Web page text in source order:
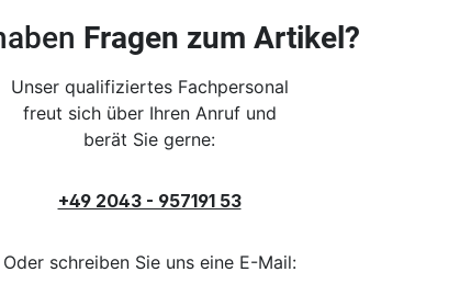
Fragen zum Artikel?
Unser qualifiziertes Fachpersonal
freut sich über Ihren Anruf und
berät Sie gerne:
+49 2043 - 957191 53
Oder schreiben Sie uns eine E-Mail: